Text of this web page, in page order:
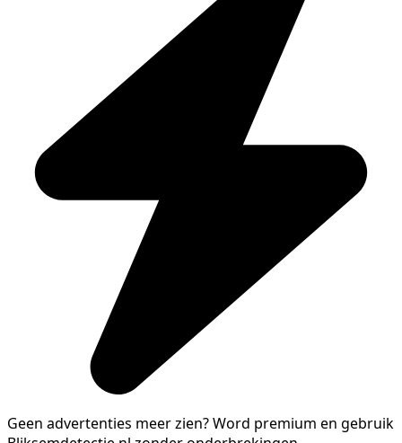
Geen advertenties meer zien?Word premium en gebruik